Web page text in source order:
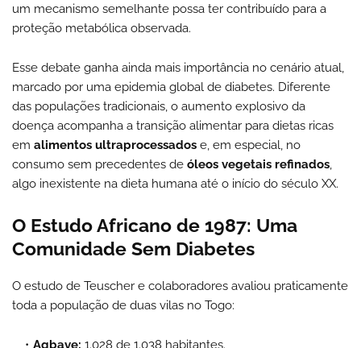
um mecanismo semelhante possa ter contribuído para a
proteção metabólica observada.
Esse debate ganha ainda mais importância no cenário atual,
marcado por uma epidemia global de diabetes. Diferente
das populações tradicionais, o aumento explosivo da
doença acompanha a transição alimentar para dietas ricas
em alimentos ultraprocessados e, em especial, no
consumo sem precedentes de óleos vegetais refinados
algo inexistente na dieta humana até o início do século XX.
O Estudo Africano de 1987: Uma
Comunidade Sem Diabetes
O estudo de Teuscher e colaboradores avaliou praticamente
toda a população de duas vilas no Togo:
Agbave: 1.028 de 1.038 habitantes.